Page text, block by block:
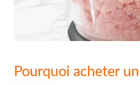
Pourquoi acheter